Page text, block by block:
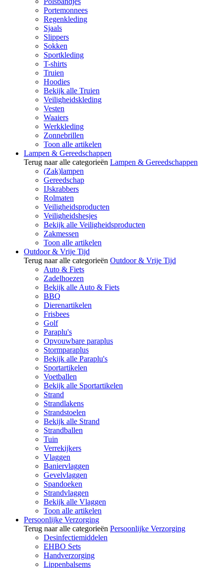
Portemonnees
Regenkleding
Sjaals
Slippers
Sokken
Sportkleding
T-shirts
Truien
Hoodies
Bekijk alle Truien
Veiligheidskleding
Vesten
Waaiers
Werkkleding
Zonnebrillen
Toon alle artikelen
Lampen & Gereedschappen
Terug naar alle categorieën Lampen & Gereedschappen
(Zak)lampen
Gereedschap
IJskrabbers
Rolmaten
Veiligheidsproducten
Veiligheidshesjes
Bekijk alle Veiligheidsproducten
Zakmessen
Toon alle artikelen
Outdoor & Vrije Tijd
Terug naar alle categorieën Outdoor & Vrije Tijd
Auto & Fiets
Zadelhoezen
Bekijk alle Auto & Fiets
BBQ
Dierenartikelen
Frisbees
Golf
Paraplu's
Opvouwbare paraplus
Stormparaplus
Bekijk alle Paraplu's
Sportartikelen
Voetballen
Bekijk alle Sportartikelen
Strand
Strandlakens
Strandstoelen
Bekijk alle Strand
Strandballen
Tuin
Verrekijkers
Vlaggen
Baniervlaggen
Gevelvlaggen
Spandoeken
Strandvlaggen
Bekijk alle Vlaggen
Toon alle artikelen
Persoonlijke Verzorging
Terug naar alle categorieën Persoonlijke Verzorging
Desinfectiemiddelen
EHBO Sets
Handverzorging
Lippenbalsems